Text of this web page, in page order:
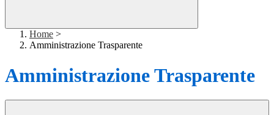
Home >
Amministrazione Trasparente
Amministrazione Trasparente